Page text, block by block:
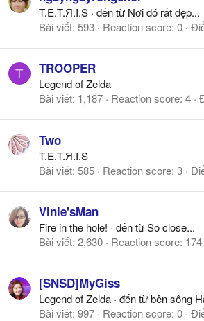
T.E.T.Я.I.S · đến từ Nơi đó rất đẹp...
Bài viết 593 Reaction score 0
T TROOPER
Legend of Zelda
Bài viết 1,187 Reaction score 4
Two
T.E.T.Я.I.S
Bài viết 585 Reaction score 3
Vinie'sMan
Fire in the hole! · đến từSo close...
Bài viết 2,630 Reaction score 174
[SNSD]MyGiss
Legend of Zelda · đến từbên sông
Bài viết 997 Reaction score 0